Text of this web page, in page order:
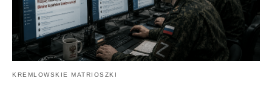
KREMLOWSKIE MATRIOSZKI